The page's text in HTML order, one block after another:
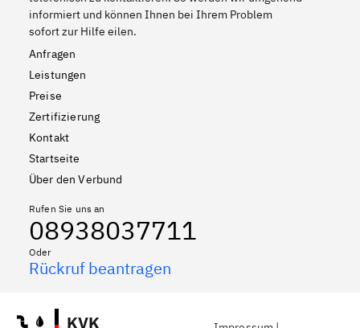
informiert und können Ihnen bei Ihrem Problem
sofort zur Hilfe eilen.
Anfragen
Leistungen
Preise
Zertifizierung
Kontakt
Startseite
Über den Verbund
Rufen Sie uns an
08938037711
Oder
Rückruf beantragen
KVK